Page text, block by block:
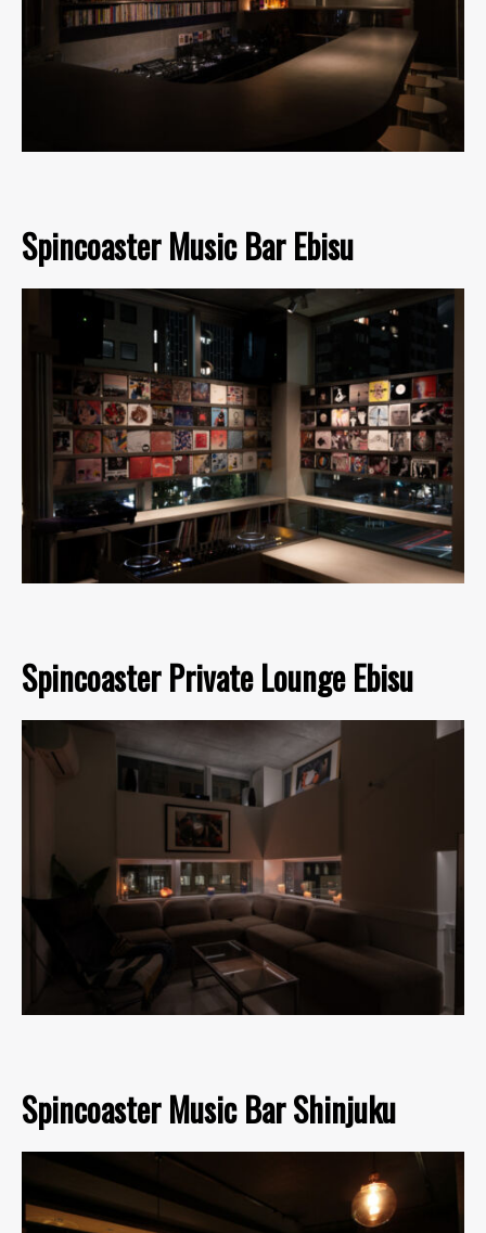
Spincoaster Music Bar Ebisu
Spincoaster Private Lounge Ebisu
Spincoaster Music Bar Shinjuku